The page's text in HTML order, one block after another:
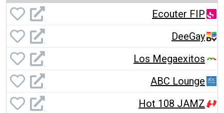
Ecouter FIP
DeeGay
Los Megaexitos
ABC Lounge
Hot 108 JAMZ